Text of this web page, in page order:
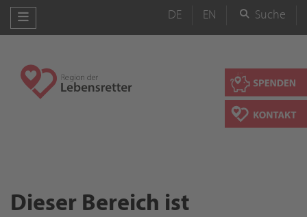
DE EN Suche
Dieser Bereich ist